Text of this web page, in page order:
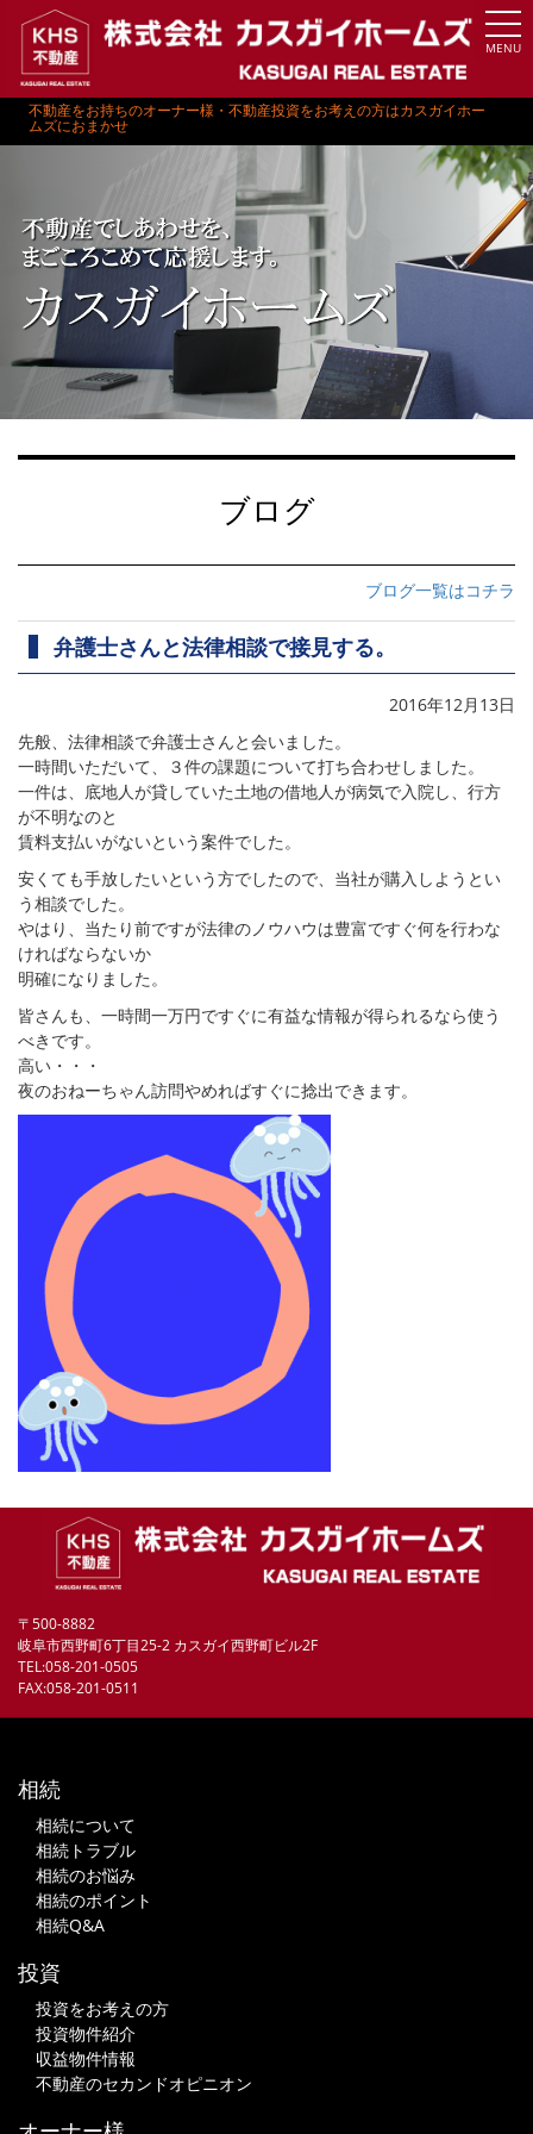
不動産をお持ちのオーナー様・不動産投資をお考えの方はカスガイホー
ムズにおまかせ
MENU
ブログ
ブログ一覧はコチラ
弁護士さんと法律相談で接見する。
2016年12月13日
先般、法律相談で弁護士さんと会いました。
一時間いただいて、３件の課題について打ち合わせしました。
一件は、底地人が貸していた土地の借地人が病気で入院し、行方
が不明なのと
賃料支払いがないという案件でした。
安くても手放したいという方でしたので、当社が購入しようとい
う相談でした。
やはり、当たり前ですが法律のノウハウは豊富ですぐ何を行わな
ければならないか
明確になりました。
皆さんも、一時間一万円ですぐに有益な情報が得られるなら使う
べきです。
高い・・・
夜のおねーちゃん訪問やめればすぐに捻出できます。
〒500-8882
岐阜市西野町6丁目25-2 カスガイ西野町ビル2F
TEL:058-201-0505
FAX:058-201-0511
相続
相続について
相続トラブル
相続のお悩み
相続のポイント
相続Q&A
投資
投資をお考えの方
投資物件紹介
収益物件情報
不動産のセカンドオピニオン